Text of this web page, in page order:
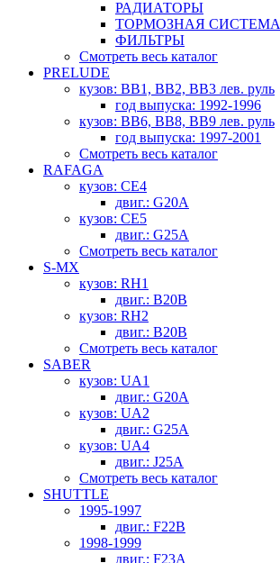
РАДИАТОРЫ
ТОРМОЗНАЯ СИСТЕМА
ФИЛЬТРЫ
Смотреть весь каталог
PRELUDE
кузов: BB1, BB2, BB3 лев. руль
год выпуска: 1992-1996
кузов: BB6, BB8, BB9 лев. руль
год выпуска: 1997-2001
Смотреть весь каталог
RAFAGA
кузов: CE4
двиг.: G20A
кузов: CE5
двиг.: G25A
Смотреть весь каталог
S-MX
кузов: RH1
двиг.: B20B
кузов: RH2
двиг.: B20B
Смотреть весь каталог
SABER
кузов: UA1
двиг.: G20A
кузов: UA2
двиг.: G25A
кузов: UA4
двиг.: J25A
Смотреть весь каталог
SHUTTLE
1995-1997
двиг.: F22B
1998-1999
двиг.: F23A